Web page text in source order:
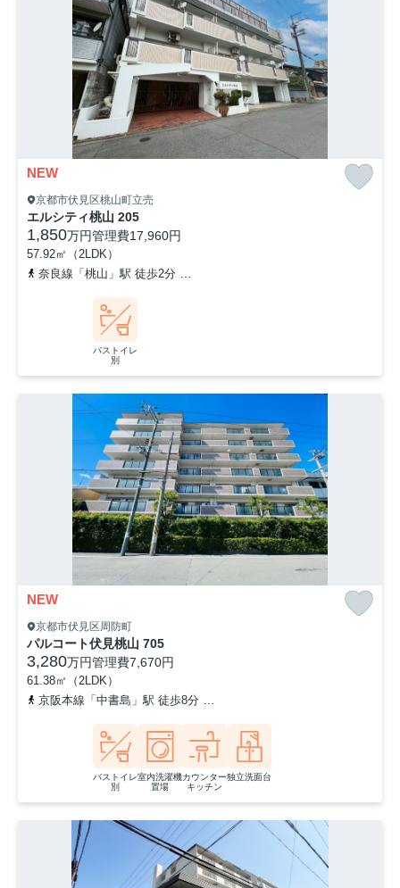
NEW
京都市伏見区桃山町立売
エルシティ桃山 205
1,850万円管理費17,960円
57.92㎡（2LDK）
奈良線「桃山」駅 徒歩2分
バストイレ
別
NEW
京都市伏見区周防町
パルコート伏見桃山 705
3,280万円管理費7,670円
61.38㎡（2LDK）
京阪本線「中書島」駅 徒歩8分
バストイレ
別
室内洗濯機
置場
カウンター
キッチン
独立洗面台